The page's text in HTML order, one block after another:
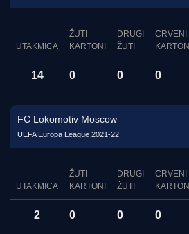
UTAKMICA
ŽUTI
KARTONI
DRUGI
ŽUTI
CRVENI
KARTON
14 0 0 0
FC Lokomotiv Moscow
UEFA Europa League 2021-22
UTAKMICA
ŽUTI
KARTONI
DRUGI
ŽUTI
CRVENI
KARTON
2 0 0 0